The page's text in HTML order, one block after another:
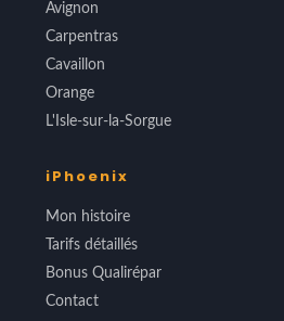
Avignon
Carpentras
Cavaillon
Orange
L'Isle-sur-la-Sorgue
iPhoenix
Mon histoire
Tarifs détaillés
Bonus Qualirépar
Contact